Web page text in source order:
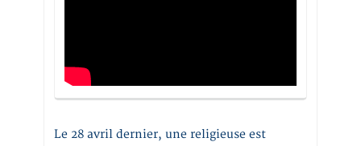
Le 28 avril dernier, une religieuse est